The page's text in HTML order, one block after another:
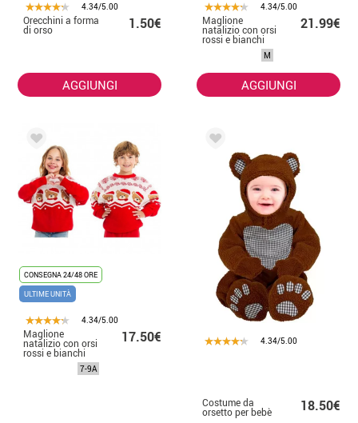
4.34/5.00
Orecchini a forma
di orso 1.50€
AGGIUNGI
4.34/5.00
Maglione
natalizio con orsi
rossi e bianchi
21.99€
M
AGGIUNGI
CONSEGNA 24/48 ORE
ULTIME UNITÀ
4.34/5.00
Maglione
natalizio con orsi
rossi e bianchi
17.50€
7-9A
4.34/5.00
Costume da
orsetto per bebè 18.50€